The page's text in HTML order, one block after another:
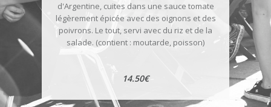
d'Argentine, cuites dans une sauce tomate
légèrement épicée avec des oignons et des
poivrons. Le tout, servi avec du riz et de la
salade. (contient : moutarde, poisson)
14.50€